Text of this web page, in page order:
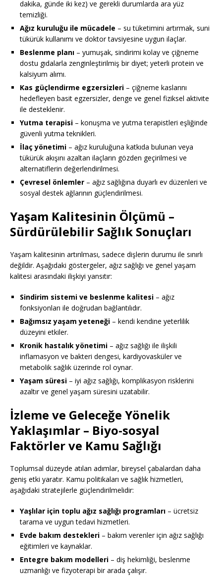
dakika, günde iki kez) ve gerekli durumlarda ara yüz
temizliği.
Ağız kuruluğu ile mücadele – su tüketimini artırmak, suni
tükürük kullanımı ve doktor tavsiyesine uygun ilaçlar.
Beslenme planı – yumuşak, sindirimi kolay ve çiğneme
dostu gıdalarla zenginleştirilmiş bir diyet; yeterli protein ve
kalsiyum alımı.
Kas güçlendirme egzersizleri – çiğneme kaslarını
hedefleyen basit egzersizler, denge ve genel fiziksel aktivite
ile desteklenir.
Yutma terapisi – konuşma ve yutma terapistleri eşliğinde
güvenli yutma teknikleri.
İlaç yönetimi – ağız kuruluğuna katkıda bulunan veya
tükürük akışını azaltan ilaçların gözden geçirilmesi ve
alternatiflerin değerlendirilmesi.
Çevresel önlemler – ağız sağlığına duyarlı ev düzenleri ve
sosyal destek ağlarının güçlendirilmesi.
Yaşam Kalitesinin Ölçümü –
Sürdürülebilir Sağlık Sonuçları
Yaşam kalitesinin artırılması, sadece dişlerin durumu ile sınırlı
değildir. Aşağıdaki göstergeler, ağız sağlığı ve genel yaşam
kalitesi arasındaki ilişkiyi yansıtır:
Sindirim sistemi ve beslenme kalitesi – ağız
fonksiyonları ile doğrudan bağlantılıdır.
Bağımsız yaşam yeteneği – kendi kendine yeterlilik
düzeyini etkiler.
Kronik hastalık yönetimi – ağız sağlığı ile ilişkili
inflamasyon ve bakteri dengesi, kardiyovasküler ve
metabolik sağlık üzerinde rol oynar.
Yaşam süresi – iyi ağız sağlığı, komplikasyon risklerini
azaltır ve genel yaşam süresini uzatabilir.
İzleme ve Geleceğe Yönelik
Yaklaşımlar – Biyo-sosyal
Faktörler ve Kamu Sağlığı
Toplumsal düzeyde atılan adımlar, bireysel çabalardan daha
geniş etki yaratır. Kamu politikaları ve sağlık hizmetleri,
aşağıdaki stratejilerle güçlendirilmelidir:
Yaşlılar için toplu ağız sağlığı programları – ücretsiz
tarama ve uygun tedavi hizmetleri.
Evde bakım destekleri – bakım verenler için ağız sağlığı
eğitimleri ve kaynaklar.
Entegre bakım modelleri – diş hekimliği, beslenme
uzmanlığı ve fizyoterapi bir arada çalışır.